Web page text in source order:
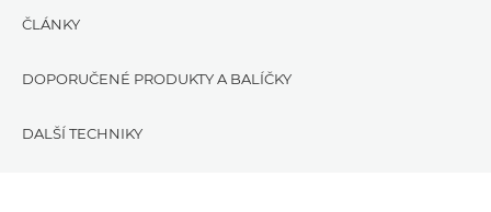
ČLÁNKY
DOPORUČENÉ PRODUKTY A BALÍČKY
DALŠÍ TECHNIKY